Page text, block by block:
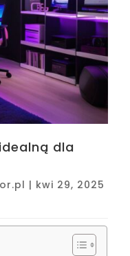
dla
| kwi 29, 2025